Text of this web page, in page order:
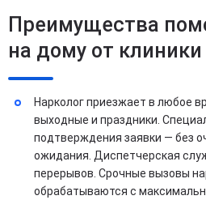
Преимущества
на дому от
Нарколог приезжает в любое
выходные и праздники.
подтверждения заявки — без
ожидания. Диспетчерская
перерывов. Срочные вызовы
обрабатываются с